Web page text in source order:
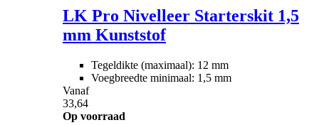
LK Pro Nivelleer Starterskit 1,5
mm Kunststof
Tegeldikte (maximaal): 12 mm
Voegbreedte minimaal: 1,5 mm
Vanaf
33,64
Op voorraad